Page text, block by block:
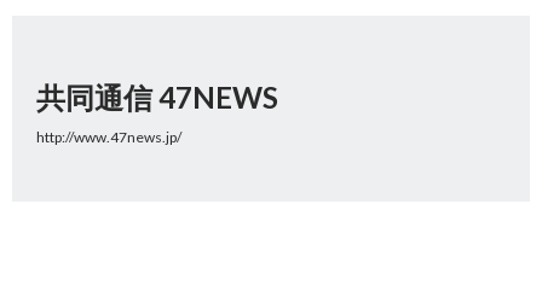
共同通信 47NEWS
http://www.47news.jp/